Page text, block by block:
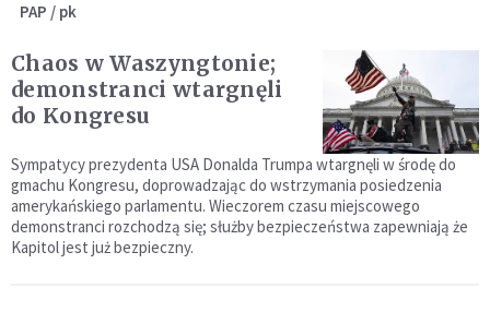
PAP / pk
Chaos w Waszyngtonie;
demonstranci wtargnęli
do Kongresu
Sympatycy prezydenta USA Donalda Trumpa wtargnęli w środę do
gmachu Kongresu, doprowadzając do wstrzymania posiedzenia
amerykańskiego parlamentu. Wieczorem czasu miejscowego
demonstranci rozchodzą się; służby bezpieczeństwa zapewniają że
Kapitol jest już bezpieczny.